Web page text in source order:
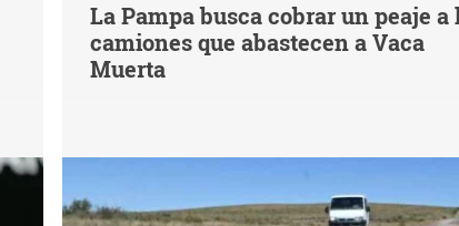
La Pampa busca cobrar un peaje a
camiones que abastecen a Vaca
Muerta